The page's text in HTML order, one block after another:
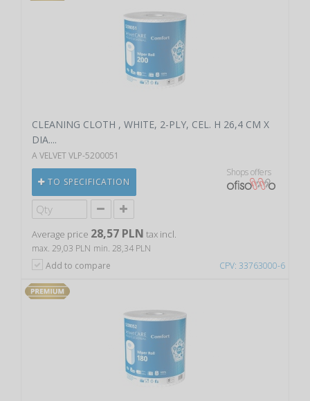
CPV: 33763000-6
CLEANING CLOTH , WHITE, 2-PLY, CEL. H 26,4 CM X
DIA....
A VELVET VLP-5200051
TO SPECIFICATION
Shops offers
Average price 28,57 PLN tax incl.
max. 29,03 PLN min. 28,34 PLN
Add to compare